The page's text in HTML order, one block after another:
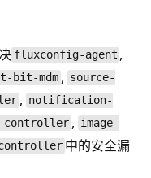
fluxconfig-agent ,
bit-mdm , source-
, notification-
controller , image-
controller 中的安全漏